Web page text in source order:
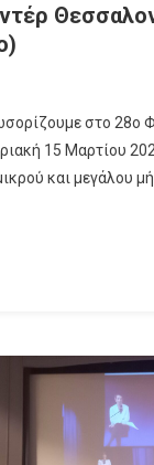
στο
15 Μαρτίου
και μεγάλου